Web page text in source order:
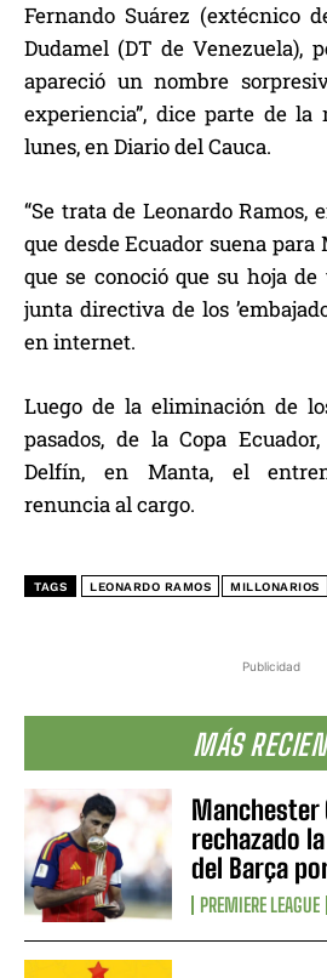
Publicidad
MÁS
Manchester
rechazado
del Barça
PREMIERE LEAGUE
Fernando Suárez (extécnico
Dudamel (DT de Venezuela),
apareció un nombre
experiencia”, dice parte de la
lunes, en Diario del Cauca.
“Se trata de Leonardo Ramos,
que desde Ecuador suena
que se conoció que su hoja
junta directiva de los
en internet.
Luego de la eliminación de
pasados, de la Copa
Delfín, en Manta, el
renuncia al cargo.
TAGS LEONARDO RAMOS MILLONARIOS